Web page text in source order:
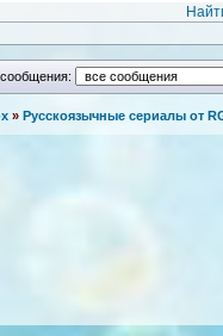
» Русскоязычные сериалы от